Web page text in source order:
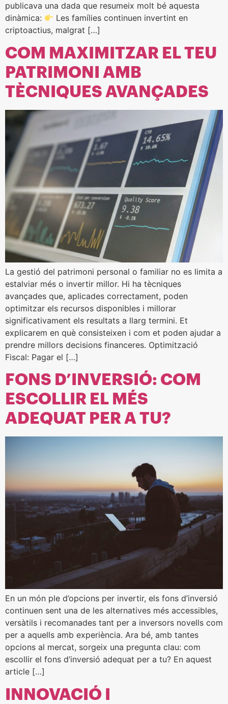
publicava una dada que resumeix molt bé aquesta
dinàmica:
Les famílies continuen invertint en
criptoactius, malgrat […]
COM MAXIMITZAR EL TEU
PATRIMONI AMB
TÈCNIQUES AVANÇADES
La gestió del patrimoni personal o familiar no es limita a
estalviar més o invertir millor. Hi ha tècniques
avançades que, aplicades correctament, poden
optimitzar els recursos disponibles i millorar
significativament els resultats a llarg termini. Et
explicarem en què consisteixen i com et poden ajudar a
prendre millors decisions financeres. Optimització
Fiscal: Pagar el […]
FONS D’INVERSIÓ: COM
ESCOLLIR EL MÉS
ADEQUAT PER A TU?
En un món ple d’opcions per invertir, els fons d’inversió
continuen sent una de les alternatives més accessibles,
versàtils i recomanades tant per a inversors novells com
per a aquells amb experiència. Ara bé, amb tantes
opcions al mercat, sorgeix una pregunta clau: com
escollir el fons d’inversió adequat per a tu? En aquest
article […]
INNOVACIÓ I